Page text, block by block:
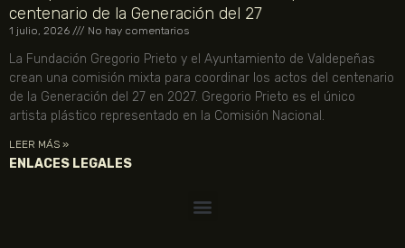
centenario de la Generación del 27
1 julio, 2026 No hay comentarios
La Fundación Gregorio Prieto y el Ayuntamiento de Valdepeñas
crean una comisión mixta para coordinar los actos del centenario
de la Generación del 27 en 2027. Gregorio Prieto es el único
artista plástico representado en la Comisión Nacional.
LEER MÁS »
ENLACES LEGALES